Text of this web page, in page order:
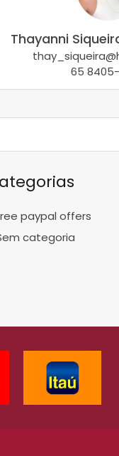
Thayanni
65
paypal offers
categoria